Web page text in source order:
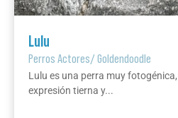
Lulu
Perros Actores/Goldendoodle
Lulu es una perra muy
expresión tierna y...